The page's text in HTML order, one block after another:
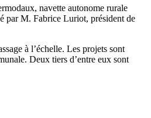
navette autonome rurale
par M. Fabrice Luriot, président de
à l’échelle. Les projets sont
Deux tiers d’entre eux sont